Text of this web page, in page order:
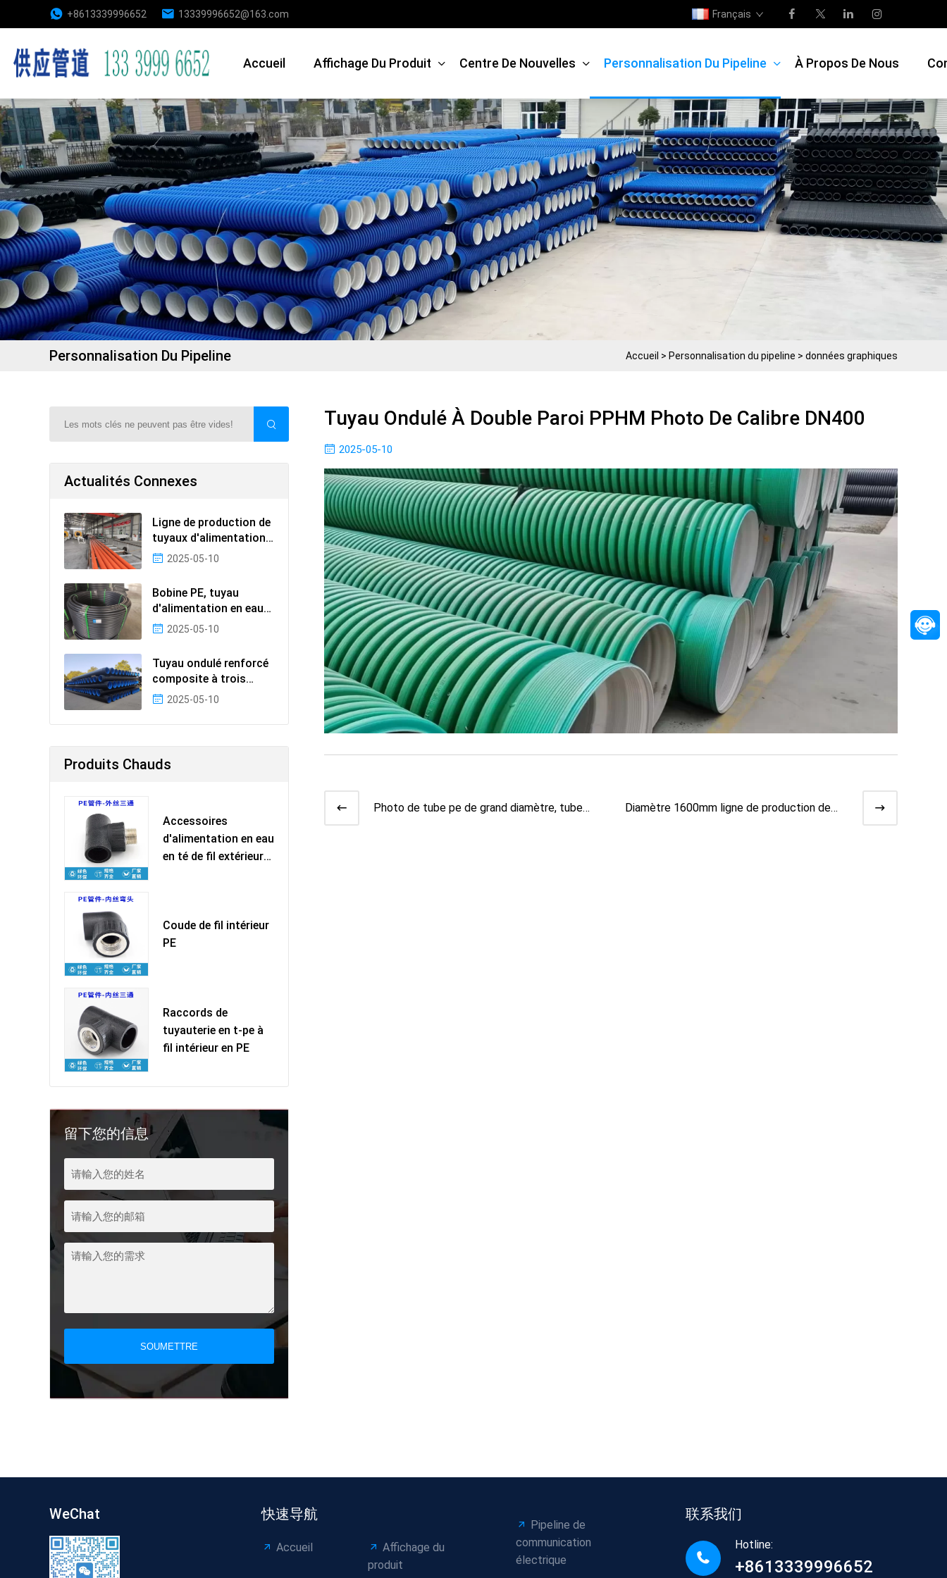
+8613339996652 13339996652@163.com Français
Accueil Affichage Du Produit Centre De Nouvelles Personnalisation Du Pipeline À Propos De Nous
Personnalisation Du Pipeline Accueil > Personnalisation du pipeline > données graphiques
Actualités Connexes
Ligne de production de
tuyaux d'alimentation
MPP2025-05-10
Bobine PE, tuyau
d'alimentation en eau
PE, photos de tuyaux
2025-05-10
Tuyau ondulé renforcé
composite à trois
couches en PEHD, pho
2025-05-10
Produits Chauds
Accessoires
d'alimentation en eau
en té de fil extérieur
Coude de fil intérieur
PE
Raccords de
tuyauterie en t-pe à
fil intérieur en PE
留下您的信息
SOUMETTRE
Tuyau Ondulé À Double Paroi PPHM Photo De Calibre DN400
2025-05-10
Photo de tube pe de grand diamètre, tube
Diamètre 1600mm ligne de production de
WeChat 快速导航
Accueil
Affichage du
produit
Pipeline de
communication
électrique
联系我们
Hotline:
+8613339996652